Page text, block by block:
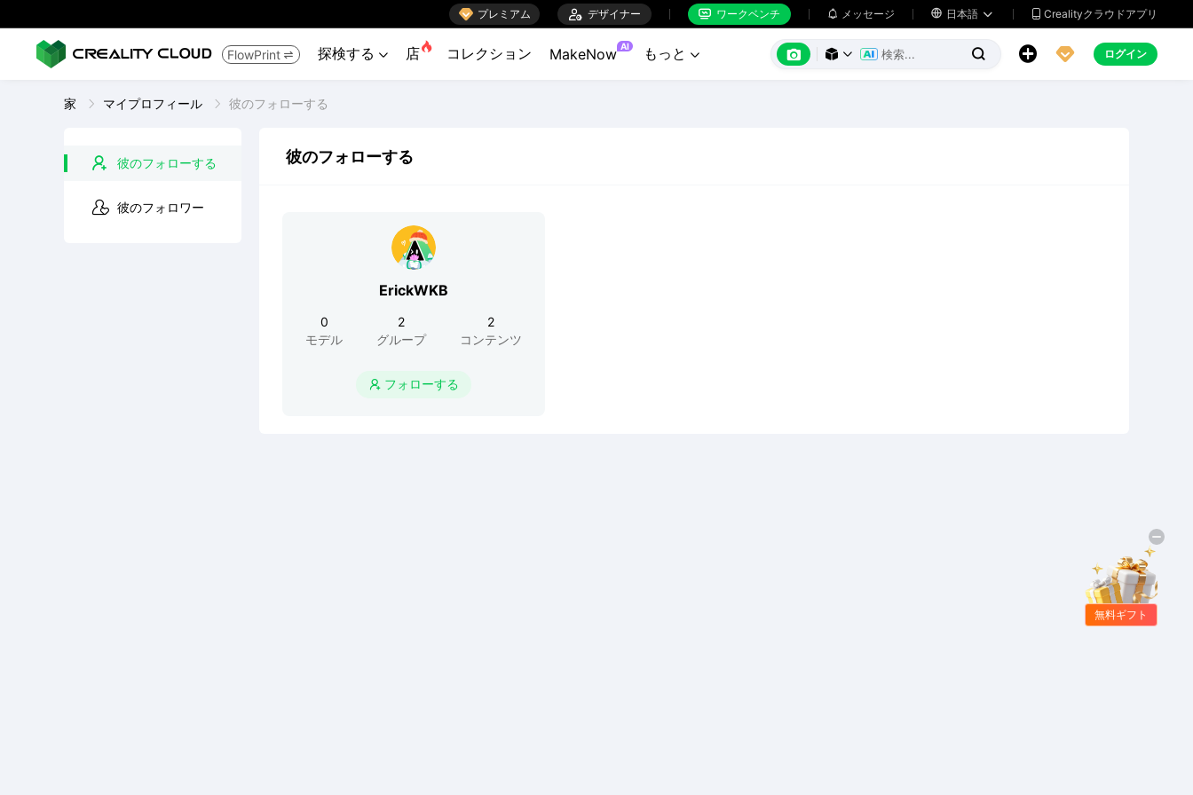
 プレミアム  デザイナー  ワークベンチ  メッセージ  日本語   Crealityクラウドアプリ
FlowPrint  探検する  店 コレクション MakeNow AI もっと        ログイン
家 マイプロフィール 彼のフォローする
彼のフォローする
彼のフォロワー
彼のフォローする
ErickWKB
0
モデル
2
グループ
2
コンテンツ
 フォローする
無料ギフト